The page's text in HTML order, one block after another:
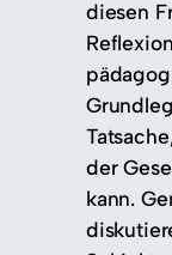
diesen
der
kann.